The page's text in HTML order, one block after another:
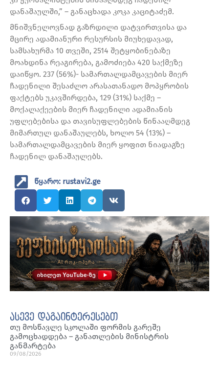
დანაშაულში,” – განაცხადა კოკა კაციტაძემ.
მნიშვნელოვნად გაზრდილი დატვირთვისა და
მცირე ადამიანური რესურსის მიუხედავად,
სამსახურმა 10 თვეში, 2514 შეტყობინებაზე
მოახდინა რეაგირება, გამოძიება 420 საქმეზე
დაიწყო. 237 (56%)- სამართალდამცავების მიერ
ჩადენილი შესაძლო არასათანადო მოპყრობის
ფაქტებს უკავშირდება, 129 (31%) საქმე –
მოქალაქეების მიერ ჩადენილი ადამიანის
უფლებებისა და თავისუფლებების წინააღმდეგ
მიმართულ დანაშაულებს, ხოლო 54 (13%) –
სამართალდამცავების მიერ ყოფით ნიადაგზე
ჩადენილ დანაშაულებს.
წყარო: rustavi2.ge
ასევე დაგაინტერესებთ
თუ მოსწავლე სკოლაში ფორმის გარეშე
გამოცხადდება – განათლების მინისტრის
განმარტება
09/08/2026